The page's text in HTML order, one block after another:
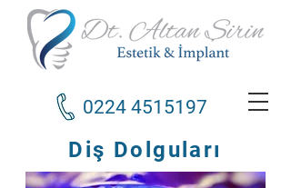
0224 4515197
Diş Dolguları